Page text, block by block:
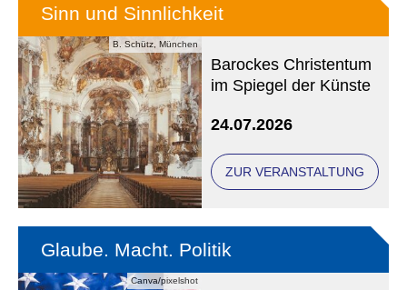
B. Schütz, München
Sinn und Sinnlichkeit
Barockes Christentum
im Spiegel der Künste
24.07.2026
ZUR VERANSTALTUNG
Canva/pixelshot
Glaube. Macht. Politik